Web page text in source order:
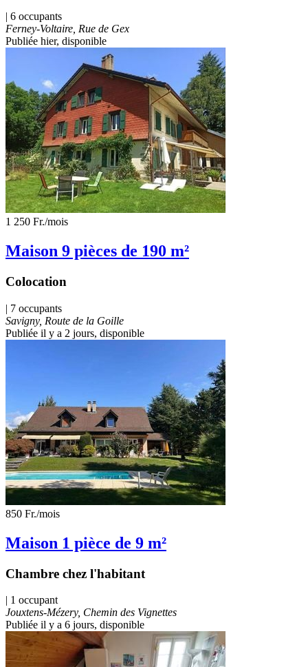
| 6 occupants
Ferney-Voltaire, Rue de Gex
Publiée hier, disponible
1 250 Fr./mois
Maison 9 pièces de 190 m²
Colocation
| 7 occupants
Savigny, Route de la Goille
Publiée il y a 2 jours, disponible
850 Fr./mois
Maison 1 pièce de 9 m²
Chambre chez l'habitant
| 1 occupant
Jouxtens-Mézery, Chemin des Vignettes
Publiée il y a 6 jours, disponible